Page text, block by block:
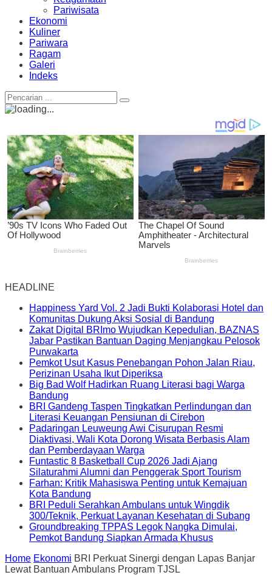
Pariwisata
Ekonomi
Kuliner
Pariwara
Ragam
Galeri
Indeks
HEADLINE
Happiness Yard Vol. 2 Jadi Bukti Kolaborasi Hotel dan
Komunitas Dukung Aksi Sosial di Bandung
Zakat Digital BRImo Wujudkan Kepedulian, BAZNAS
Jabar Pastikan Bantuan Daging Menjangkau Pelosok
Purwakarta
Pemkot Usut Kasus Penebangan Pohon Jalan Riau,
Perizinan Usaha Ikut Diperiksa
Big Bad Wolf Hadirkan Ruang Literasi bagi Warga
Bandung
BRI Gandeng Taspen Tingkatkan Perlindungan dan
Literasi Keuangan Pensiunan di Cirebon
Padaringan Leuweung Awi Cisurupan Resmi
Diaktivasi, Wali Kota Dorong Wisata Berbasis Alam
dan Pemberdayaan Warga
Funtastic 8 Basketball Cup 2026 Jadi Ajang
Silaturahmi Alumni dan Penggerak Sport Tourism
Farhan: Kritik Mahasiswa Penting untuk Kemajuan
Kota Bandung
BRI Peduli Serahkan Ambulans untuk Wingdik
300/Teknik, Perkuat Layanan Kesehatan di Subang
Groundbreaking TPPAS Legok Nangka Dimulai,
Pemkot Bandung Siapkan Armada Khusus
Home Ekonomi BRI Perkuat Sinergi dengan Lapas Banjar
Lewat Bantuan Ambulans Program TJSL